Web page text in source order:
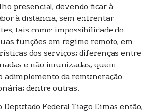
presencial, devendo ficar à
à distância, sem enfrentar
tais como: impossibilidade do
funções em regime remoto, em
dos serviços; diferenças entre
e não imunizadas; quem
adimplemento da remuneração
dentre outras.
Deputado Federal Tiago Dimas então,